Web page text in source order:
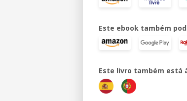
Este ebook também
Este livro também está